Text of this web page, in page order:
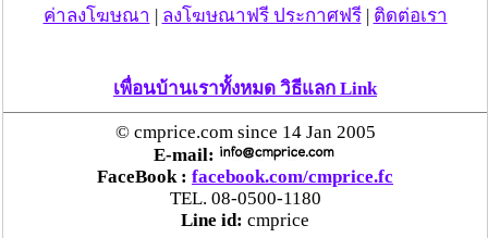
“ตรีนุช” เปิดตัวระบบ “e-WorkPermit” ลงทะเบียน
คพ. เผยผลตรวจคุณภาพน้ำแม่น้ำกก-แม่น้ำสาย-
แม่น้ำรวก-แม่น้ำโขง พื้นที่เชียงใหม่-เชียงราย ครั้งที่
8 “พบสารหนูสูงเกินค่ามาตรฐาน“
ไทยยังน่าลงทุน หลังพบต่างชาติเชื่อมั่นลงทุนครึ่งปี
ค่าลงโฆษณา
ลงโฆษณาฟรี ประกาศฟรี| ติดต่อเรา
เพื่อนบ้านเราทั้งหมด วิธีแลก Link
© cmprice.com since 14 Jan 2005
E-mail:
FaceBook : facebook.com/cmprice.fc
TEL. 08-0500-1180
Line id: cmprice